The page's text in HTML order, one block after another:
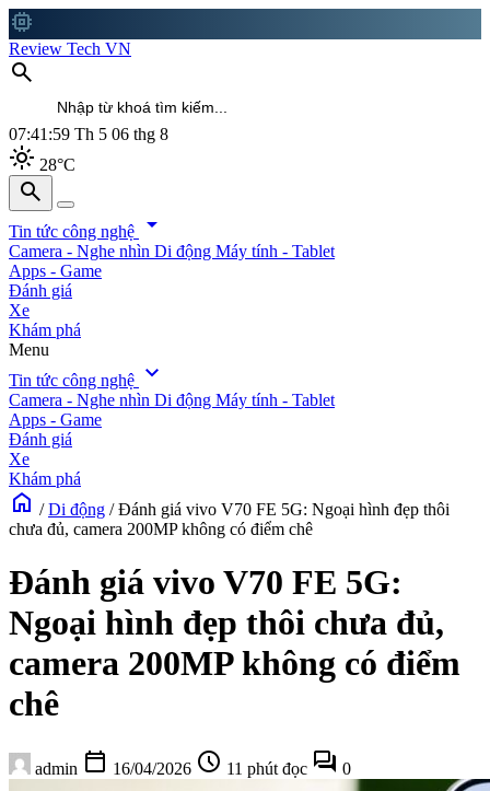
memory
Review Tech VN
search
07:42:01 Th 5 06 thg 8
light_mode 28°C
search
search
Tin tức công nghệ arrow_drop_down
Camera - Nghe nhìn Di động Máy tính - Tablet
Apps - Game
Đánh giá
Xe
Khám phá
Menu
Tin tức công nghệ expand_more
Camera - Nghe nhìn Di động Máy tính - Tablet
Apps - Game
Đánh giá
Xe
Khám phá
home / Di động / Đánh giá vivo V70 FE 5G: Ngoại hình đẹp thôi
chưa đủ, camera 200MP không có điểm chê
Đánh giá vivo V70 FE 5G:
Ngoại hình đẹp thôi chưa đủ,
camera 200MP không có điểm
chê
admin calendar_today 16/04/2026 schedule 11 phút đọc forum 0